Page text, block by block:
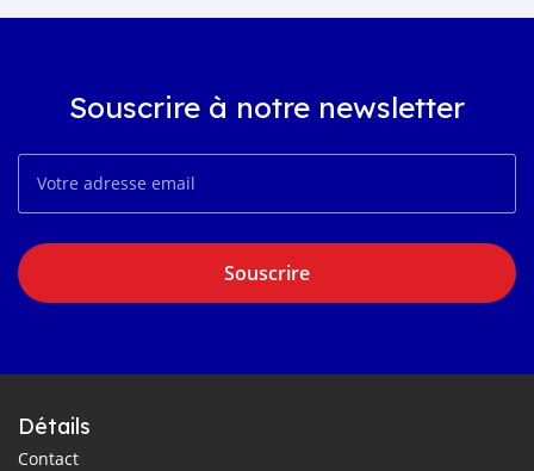
Souscrire à notre newsletter
Souscrire
Détails
Contact